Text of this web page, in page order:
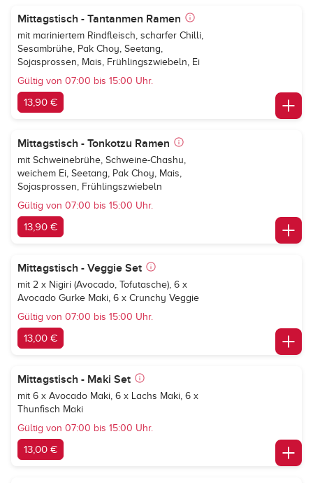
Mittagstisch - Tantanmen Ramen
mit mariniertem Rindfleisch, scharfer Chilli,
Sesambrühe, Pak Choy, Seetang,
Sojasprossen, Mais, Frühlingszwiebeln, Ei
Gültig von 07:00 bis 15:00 Uhr.
13,90 €
Mittagstisch - Tonkotzu Ramen
mit Schweinebrühe, Schweine-Chashu,
weichem Ei, Seetang, Pak Choy, Mais,
Sojasprossen, Frühlingszwiebeln
Gültig von 07:00 bis 15:00 Uhr.
13,90 €
Mittagstisch - Veggie Set
mit 2 x Nigiri (Avocado, Tofutasche), 6 x
Avocado Gurke Maki, 6 x Crunchy Veggie
Gültig von 07:00 bis 15:00 Uhr.
13,00 €
Mittagstisch - Maki Set
mit 6 x Avocado Maki, 6 x Lachs Maki, 6 x
Thunfisch Maki
Gültig von 07:00 bis 15:00 Uhr.
13,00 €